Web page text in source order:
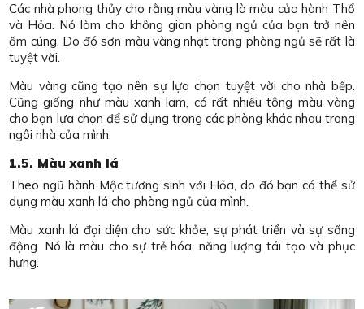
Các nhà phong thủy cho rằng màu vàng là màu của hành Thổ
và Hỏa. Nó làm cho không gian phòng ngủ của bạn trở nên
ấm cúng. Do đó sơn màu vàng nhạt trong phòng ngủ sẽ rất là
tuyệt vời.
Màu vàng cũng tạo nên sự lựa chọn tuyệt vời cho nhà bếp.
Cũng giống như màu xanh lam, có rất nhiều tông màu vàng
cho bạn lựa chọn để sử dụng trong các phòng khác nhau trong
ngôi nhà của mình.
1.5. Màu xanh lá
Theo ngũ hành Mộc tương sinh với Hỏa, do đó bạn có thể sử
dụng màu xanh lá cho phòng ngủ của mình.
Màu xanh lá đại diện cho sức khỏe, sự phát triển và sự sống
động. Nó là màu cho sự trẻ hóa, năng lượng tái tạo và phục
hưng.